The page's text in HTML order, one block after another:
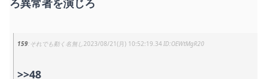
159 それでも動く名無し 2023/08/21(月) 10:52:19.34 OEWtMgR20
>>48